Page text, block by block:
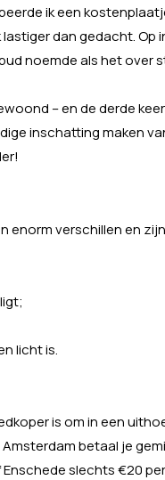
ik een
dan gedacht. Op
noemde als het over
– en de derde
inschatting maken
enorm verschillen en
licht is.
is om in een
betaal je
slechts €20